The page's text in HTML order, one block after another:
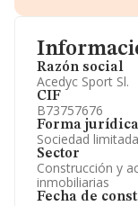
Razón social
Acedyc Sport Sl.
CIF
B73757676
Forma jurídica
Sociedad limitada
Sector
Construcción y
inmobiliarias
Fecha de
Información